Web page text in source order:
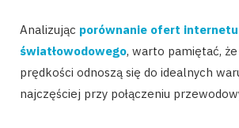
Analizując porównanie ofert internetu
światłowodowego, warto pamiętać,
prędkości odnoszą się do idealnych
najczęściej przy połączeniu